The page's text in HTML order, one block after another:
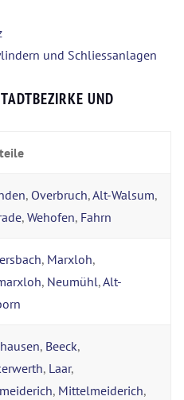
und Schliessanlagen
UND
, Overbruch,Alt-Walsum,
, Wehofen, Fahrn
, Marxloh,
, Neumühl,Alt-
, Beeck,
, Laar,
, Mittelmeiderich,